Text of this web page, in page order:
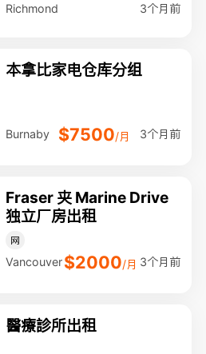
Richmond 3个月前
本拿比家电仓库分组
Burnaby $7500/月 3个月前
Fraser 夹 Marine Drive
独立厂房出租
网
Vancouver$2000/月 3个月前
醫療診所出租